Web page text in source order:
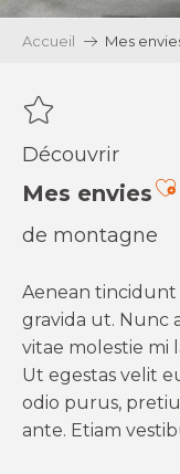
Accueil Mes
Découvrir
Mes envies
de montagne
Aenean tincidunt
gravida ut. Nunc
vitae molestie mi
Ut egestas velit
odio purus,
ante. Etiam